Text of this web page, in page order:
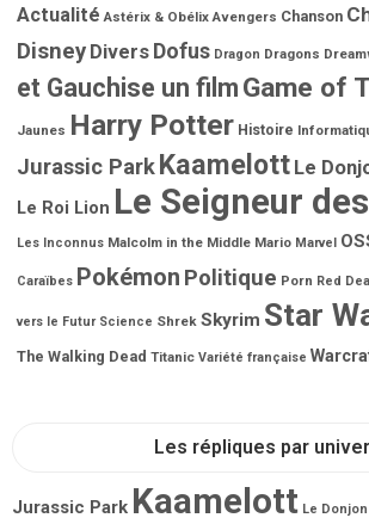
Actualité Astérix & Obélix Avengers Chanson
Disney Divers Dofus Dragon Dragons
et Gauchise un film Game of
Jaunes Harry Potter Histoire
Jurassic ParkKaamelott Le
Le Roi Lion Le Seigneur
Les Inconnus Malcolm in the Middle Mario Marvel
Caraïbes Pokémon Politique Porn Red
vers le Futur Science Shrek Skyrim Star
The Walking Dead Titanic Variété française
Les répliques par
Jurassic Park Kaamelott Le